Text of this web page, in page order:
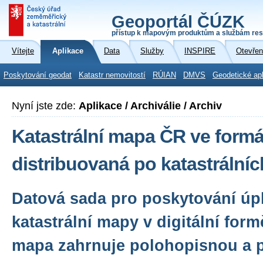
Geoportál ČÚZK
přístup k mapovým produktům a službám
Vítejte Aplikace Data Služby INSPIRE
Poskytování geodat Katastr nemovitostí RÚIAN DMVS Geodetické
Nyní jste zde: Aplikace / Archiválie / Archiv
Katastrální mapa ČR ve
distribuovaná po
Datová sada pro poskytování
katastrální mapy v digitální
mapa zahrnuje polohopisnou a